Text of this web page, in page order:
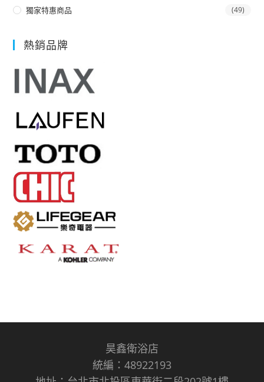
獨家特惠商品 (49)
熱銷品牌
昊鑫衛浴店
統編：48922193